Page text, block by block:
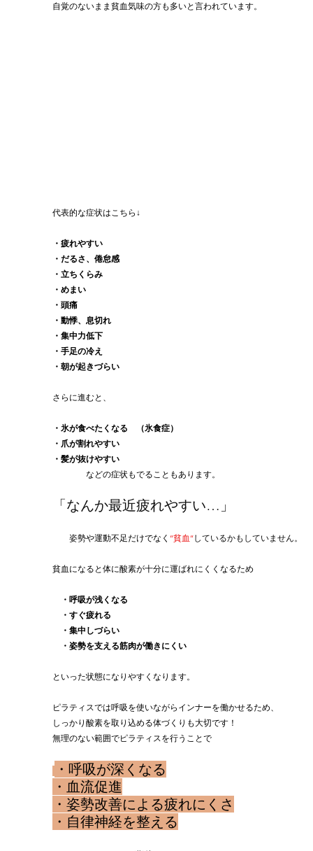
自覚のないまま貧血気味の方も多いと言われています。
代表的な症状はこちら↓
・疲れやすい
・だるさ、倦怠感
・立ちくらみ
・めまい
・頭痛
・動悸、息切れ
・集中力低下
・手足の冷え
・朝が起きづらい
さらに進むと、
・氷が食べたくなる　（氷食症）
・爪が割れやすい
・髪が抜けやすい
などの症状もでることもあります。
「なんか最近疲れやすい…」
姿勢や運動不足だけでなく ‘‘貧血‘‘しているかもしていません。
貧血になると体に酸素が十分に運ばれにくくなるため
・呼吸が浅くなる
・すぐ疲れる
・集中しづらい
・姿勢を支える筋肉が働きにくい
といった状態になりやすくなります。
ピラティスでは呼吸を使いながらインナーを働かせるため、
しっかり酸素を取り込める体づくりも大切です！
無理のない範囲でピラティスを行うことで
・呼吸が深くなる
・血流促進
・姿勢改善による疲れにくさ
・自律神経を整える